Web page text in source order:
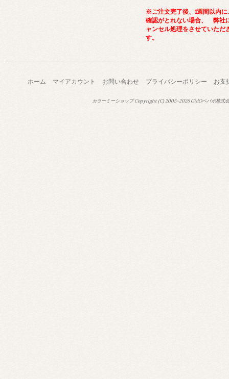
※ご注文完了後、1週間以内に
確認がとれない場合、 弊社
ャンセル処理をさせていただ
す。
ホーム マイアカウント お問い合わせ プライバシーポリシー お支
カラーミーショップCopyright (C) 2005-2026GMOペパボ株式